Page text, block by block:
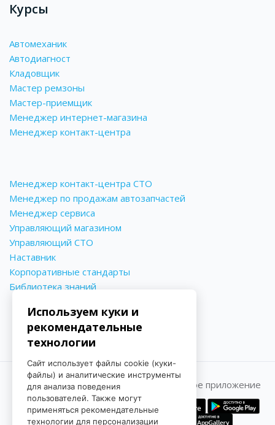
Курсы
Автомеханик
Автодиагност
Кладовщик
Мастер ремзоны
Мастер-приемщик
Менеджер интернет-магазина
Менеджер контакт-центра
Менеджер контакт-центра СТО
Менеджер по продажам автозапчастей
Менеджер сервиса
Управляющий магазином
Управляющий СТО
Наставник
Корпоративные стандарты
Библиотека знаний
Принимаем к оплате Мобильное приложение
Используем куки и
рекомендательные
технологии
Сайт использует файлы cookie (куки-
файлы) и аналитические инструменты
для анализа поведения
пользователей. Также могут
применяться рекомендательные
технологии для персонализации